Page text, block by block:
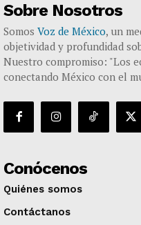
Sobre Nosotros
Somos Voz de México, un
objetividad y profundidad
Nuestro compromiso: "Los
conectando México con el
Conócenos
Quiénes somos
Contáctanos